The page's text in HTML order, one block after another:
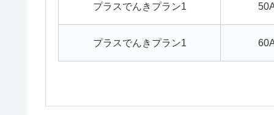
プラスでんきプラン1
プラスでんきプラン1